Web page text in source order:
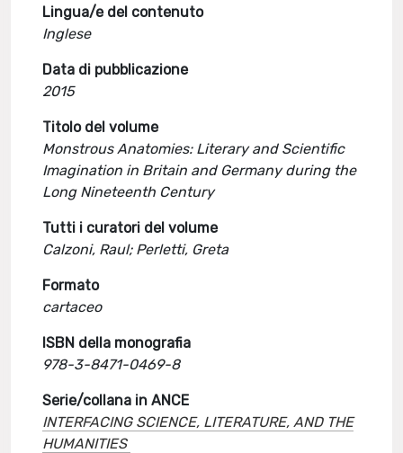
Lingua/e del contenuto
Inglese
Data di pubblicazione
2015
Titolo del volume
Monstrous Anatomies: Literary and Scientific
Imagination in Britain and Germany during the
Long Nineteenth Century
Tutti i curatori del volume
Calzoni, Raul; Perletti, Greta
Formato
cartaceo
ISBN della monografia
978-3-8471-0469-8
Serie/collana in ANCE
INTERFACING SCIENCE, LITERATURE, AND THE
HUMANITIES